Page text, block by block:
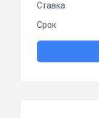
Ставка
Срок